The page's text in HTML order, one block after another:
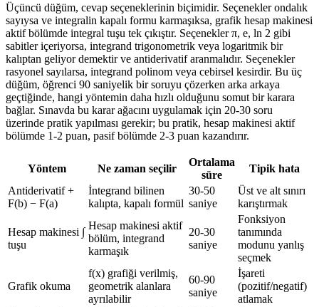
Üçüncü düğüm, cevap seçeneklerinin biçimidir. Seçenekler ondalık
sayıysa ve integralin kapalı formu karmaşıksa, grafik hesap makinesi
aktif bölümde integral tuşu tek çıkıştır. Seçenekler π, e, ln 2 gibi
sabitler içeriyorsa, integrand trigonometrik veya logaritmik bir
kalıptan geliyor demektir ve antiderivatif aranmalıdır. Seçenekler
rasyonel sayılarsa, integrand polinom veya cebirsel kesirdir. Bu üç
düğüm, öğrenci 90 saniyelik bir soruyu çözerken arka arkaya
geçtiğinde, hangi yöntemin daha hızlı olduğunu somut bir karara
bağlar. Sınavda bu karar ağacını uygulamak için 20-30 soru
üzerinde pratik yapılması gerekir; bu pratik, hesap makinesi aktif
bölümde 1-2 puan, pasif bölümde 2-3 puan kazandırır.
Yöntem Ne zaman seçilir
Ortalama
süre
Tipik hata
Antiderivatif +
F(b) − F(a)
İntegrand bilinen
kalıpta, kapalı formül
30-50
saniye
Üst ve alt sınırı
karıştırmak
Hesap makinesi ∫
tuşu
Hesap makinesi aktif
bölüm, integrand
karmaşık
20-30
saniye
Fonksiyon
tanımında
modunu yanlış
seçmek
Grafik okuma
f(x) grafiği verilmiş,
geometrik alanlara
ayrılabilir
60-90
saniye
İşareti
(pozitif/negatif)
atlamak